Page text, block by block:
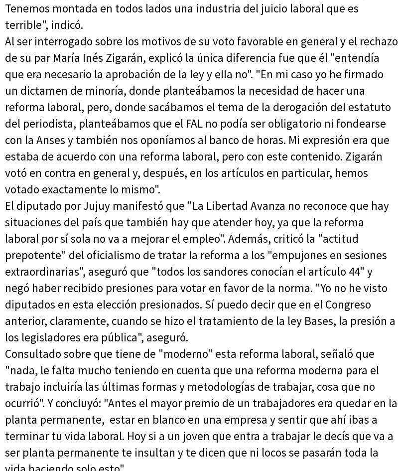
Tenemos montada en todos lados una industria del juicio laboral que es
terrible", indicó.
Al ser interrogado sobre los motivos de su voto favorable en general y el rechazo
de su par María Inés Zigarán, explicó la única diferencia fue que él "entendía
que era necesario la aprobación de la ley y ella no". "En mi caso yo he firmado
un dictamen de minoría, donde planteábamos la necesidad de hacer una
reforma laboral, pero, donde sacábamos el tema de la derogación del estatuto
del periodista, planteábamos que el FAL no podía ser obligatorio ni fondearse
con la Anses y también nos oponíamos al banco de horas. Mi expresión era que
estaba de acuerdo con una reforma laboral, pero con este contenido. Zigarán
votó en contra en general y, después, en los artículos en particular, hemos
votado exactamente lo mismo".
El diputado por Jujuy manifestó que "La Libertad Avanza no reconoce que hay
situaciones del país que también hay que atender hoy, ya que la reforma
laboral por sí sola no va a mejorar el empleo". Además, criticó la "actitud
prepotente" del oficialismo de tratar la reforma a los "empujones en sesiones
extraordinarias", aseguró que "todos los sandores conocían el artículo 44" y
negó haber recibido presiones para votar en favor de la norma. "Yo no he visto
diputados en esta elección presionados. Sí puedo decir que en el Congreso
anterior, claramente, cuando se hizo el tratamiento de la ley Bases, la presión a
los legisladores era pública", aseguró.
Consultado sobre que tiene de "moderno" esta reforma laboral, señaló que
"nada, le falta mucho teniendo en cuenta que una reforma moderna para el
trabajo incluiría las últimas formas y metodologías de trabajar, cosa que no
ocurrió". Y concluyó: "Antes el mayor premio de un trabajadores era quedar en la
planta permanente, estar en blanco en una empresa y sentir que ahí ibas a
terminar tu vida laboral. Hoy si a un joven que entra a trabajar le decís que va a
ser planta permanente te insultan y te dicen que ni locos se pasarán toda la